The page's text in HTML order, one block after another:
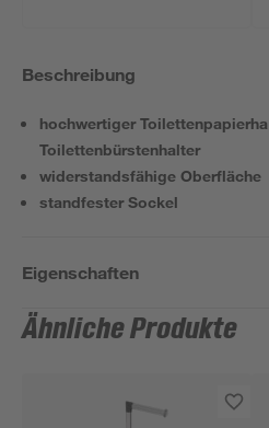
Beschreibung
hochwertiger
Toilettenbürstenhalter
widerstandsfähige Oberfläche
standfester Sockel
Eigenschaften
Ähnliche Produkte